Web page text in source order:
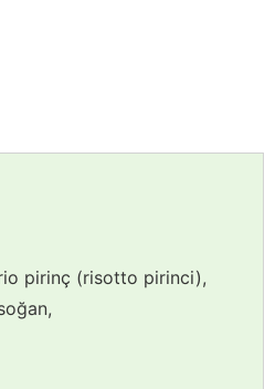
pirinç (risotto pirinci),